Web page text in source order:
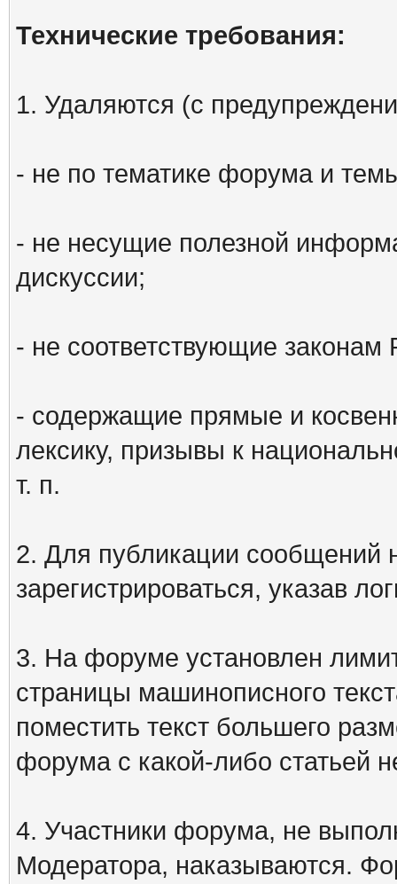
Технические требования:
1. Удаляются (с
- не по тематике форума и
- не несущие полезной
дискуссии;
- не соответствующие законам
- содержащие прямые и
лексику, призывы к
т. п.
2. Для публикации сообщений
зарегистрироваться, указав
3. На форуме установлен
страницы машинописного
поместить текст большего
форума с какой-либо статьей
4. Участники форума, не
Модератора, наказываются.